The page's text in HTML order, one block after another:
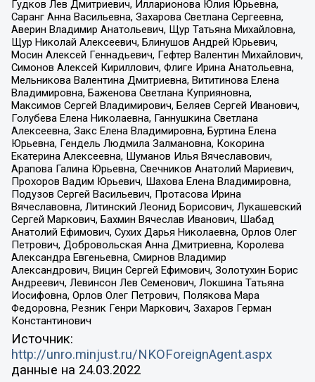
Гудков Лев Дмитриевич, Илларионова Юлия Юрьевна,
Саранг Анна Васильевна, Захарова Светлана Сергеевна,
Аверин Владимир Анатольевич, Щур Татьяна Михайловна,
Щур Николай Алексеевич, Блинушов Андрей Юрьевич,
Мосин Алексей Геннадьевич, Гефтер Валентин Михайлович,
Симонов Алексей Кириллович, Флиге Ирина Анатольевна,
Мельникова Валентина Дмитриевна, Вититинова Елена
Владимировна, Баженова Светлана Куприяновна,
Максимов Сергей Владимирович, Беляев Сергей Иванович,
Голубева Елена Николаевна, Ганнушкина Светлана
Алексеевна, Закс Елена Владимировна, Буртина Елена
Юрьевна, Гендель Людмила Залмановна, Кокорина
Екатерина Алексеевна, Шуманов Илья Вячеславович,
Арапова Галина Юрьевна, Свечников Анатолий Мариевич,
Прохоров Вадим Юрьевич, Шахова Елена Владимировна,
Подузов Сергей Васильевич, Протасова Ирина
Вячеславовна, Литинский Леонид Борисович, Лукашевский
Сергей Маркович, Бахмин Вячеслав Иванович, Шабад
Анатолий Ефимович, Сухих Дарья Николаевна, Орлов Олег
Петрович, Добровольская Анна Дмитриевна, Королева
Александра Евгеньевна, Смирнов Владимир
Александрович, Вицин Сергей Ефимович, Золотухин Борис
Андреевич, Левинсон Лев Семенович, Локшина Татьяна
Иосифовна, Орлов Олег Петрович, Полякова Мара
Федоровна, Резник Генри Маркович, Захаров Герман
Константинович
Источник:
http://unro.minjust.ru/NKOForeignAgent.aspx
данные на 24.03.2022